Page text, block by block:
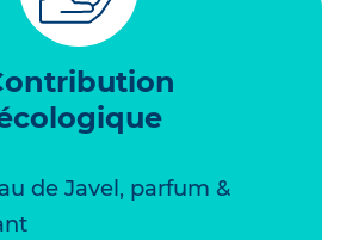
de Javel, parfum &